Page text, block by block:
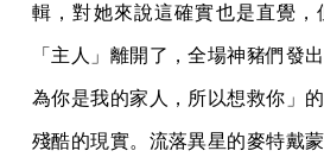
輯，對她來說這確實也是直覺
「主人」離開了，全場神豬們發
為你是我的家人，所以想救你」
殘酷的現實。流落異星的麥特戴